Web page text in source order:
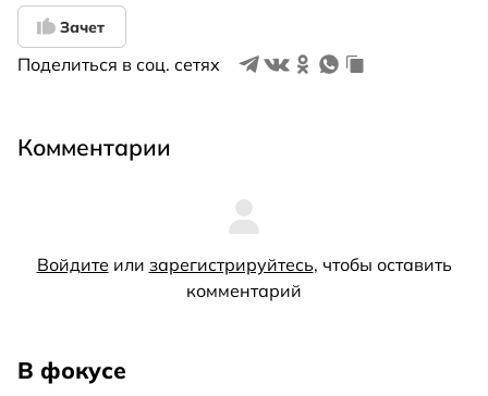
Зачет
Поделиться в соц. сетях
Комментарии
Войдите или зарегистрируйтесь, чтобы оставить
комментарий
В фокусе